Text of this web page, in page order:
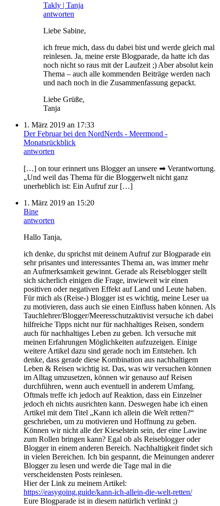
Takly | Tanja
antworten
Liebe Sabine,
ich freue mich, dass du dabei bist und werde gleich mal
reinlesen. Ja, meine erste Blogparade, da hatte ich das
noch nicht so raus mit der Laufzeit ;) Aber absolut kein
Thema – auch alle kommenden Beiträge werden nach
und nach noch in die Zusammenfassung gepackt.
Liebe Grüße,
Tanja
1. März 2019 an 17:33
Der Februar bei den NordNerds - Meermond -
Monatsrückblick
antworten
[…] on tour erinnert uns Blogger an unsere ➡ Verantwortung.
„Und weil das Thema für die Bloggerwelt nicht ganz
unerheblich ist: Ein Aufruf zur […]
1. März 2019 an 15:20
Bine
antworten
Hallo Tanja,
ich denke, du sprichst mit deinem Aufruf zur Blogparade ein
sehr prisantes und interessantes Thema an, was immer mehr
an Aufmerksamkeit gewinnt. Gerade als Reiseblogger stellt
sich sicherlich einigen die Frage, inwieweit wir einen
positiven oder negativen Effekt auf Land und Leute haben.
Für mich als (Reise-) Blogger ist es wichtig, meine Leser ua
zu motivieren, dass auch sie einen Einfluss haben können. Als
Tauchlehrer/Blogger/Meeresschutzaktivist versuche ich dabei
hilfreiche Tipps nicht nur für nachhaltiges Reisen, sondern
auch für nachhaltiges Leben zu geben. Ich versuche mit
meinen Erfahrungen Möglichkeiten aufzuzeigen. Einige
weitere Artikel dazu sind gerade noch im Entstehen. Ich
denke, dass gerade diese Kombination aus nachhaltigem
Leben & Reisen wichtig ist. Das, was wir versuchen können
im Alltag umzusetzen, können wir genauso auf Reisen
durchführen, wenn auch eventuell in anderem Umfang.
Oftmals treffe ich jedoch auf Reaktion, dass ein Einzelner
jedoch eh nichts ausrichten kann. Deswegen habe ich einen
Artikel mit dem Titel „Kann ich allein die Welt retten?“
geschrieben, um zu motivieren und Hoffnung zu geben.
Können wir nicht alle der Kieselstein sein, der eine Lawine
zum Rollen bringen kann? Egal ob als Reiseblogger oder
Blogger in einem anderen Bereich. Nachhaltigkeit findet sich
in vielen Bereichen. Ich bin gespannt, die Meinungen anderer
Blogger zu lesen und werde die Tage mal in die
verscheidensten Posts reinlesen.
Hier der Link zu meinem Artikel:
https://easygoing.guide/kann-ich-allein-die-welt-retten/
Eure Blogparade ist in diesem natürlich verlinkt ;)